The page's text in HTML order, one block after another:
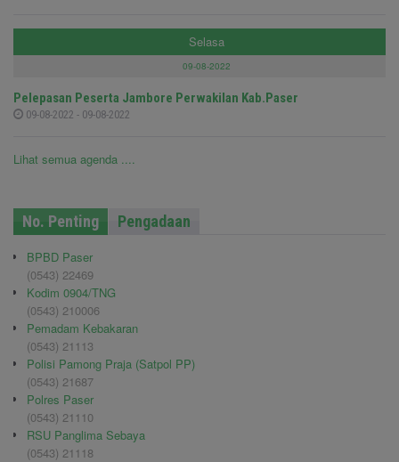
Selasa
09-08-2022
Pelepasan Peserta Jambore Perwakilan Kab.Paser
09-08-2022 - 09-08-2022
Lihat semua agenda ....
No. Penting Pengadaan
BPBD Paser
(0543) 22469
Kodim 0904/TNG
(0543) 210006
Pemadam Kebakaran
(0543) 21113
Polisi Pamong Praja (Satpol PP)
(0543) 21687
Polres Paser
(0543) 21110
RSU Panglima Sebaya
(0543) 21118